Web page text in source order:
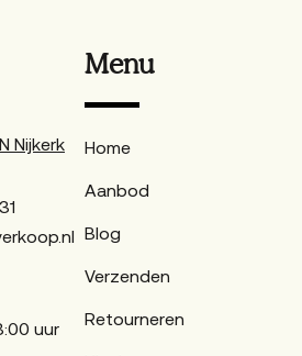
Nijkerk
uur
Menu
Home
Aanbod
Blog
Verzenden
Retourneren